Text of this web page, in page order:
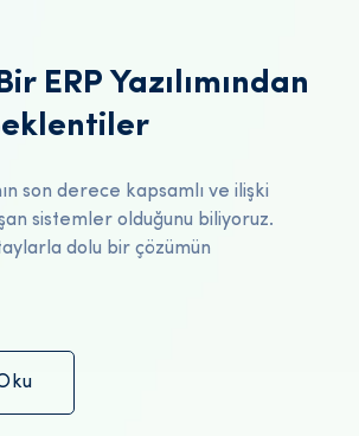
ERP Yazılımından
son derece kapsamlı ve ilişki
sistemler olduğunu biliyoruz.
dolu bir çözümün